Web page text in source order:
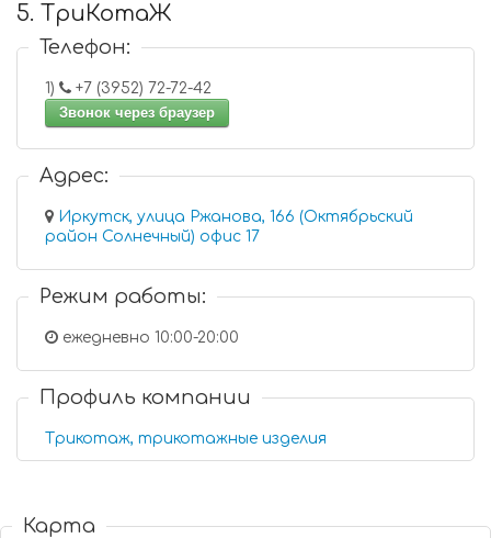
5. ТриКотаЖ
Телефон:
1)
+7 (3952) 72-72-42
Звонок через браузер
Адрес:
Иркутск, улица Ржанова, 166 (Октябрьский
район Солнечный) офис 17
Режим работы:
ежедневно 10:00-20:00
Профиль компании
Трикотаж, трикотажные изделия
Карта